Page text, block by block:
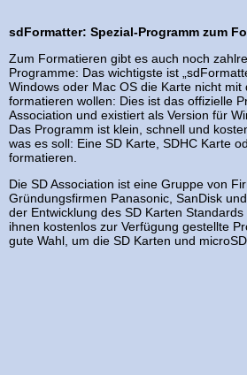
sdFormatter: Spezial-Programm zum
Zum Formatieren gibt es auch noch
Programme: Das wichtigste ist
Windows oder Mac OS die Karte nicht mit
formatieren wollen: Dies ist das offizielle
Association und existiert als Version für
Das Programm ist klein, schnell und
was es soll: Eine SD Karte, SDHC Karte
formatieren.
Die SD Association ist eine Gruppe von
Gründungsfirmen Panasonic, SanDisk
der Entwicklung des SD Karten
ihnen kostenlos zur Verfügung gestellte
gute Wahl, um die SD Karten und